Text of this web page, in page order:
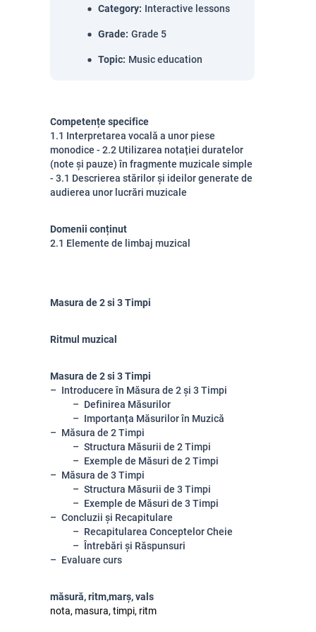
Category: Interactive lessons
Grade: Grade 5
Topic: Music education
Competențe specifice
1.1 Interpretarea vocală a unor piese
monodice - 2.2 Utilizarea notației duratelor
(note și pauze) în fragmente muzicale simple
- 3.1 Descrierea stărilor și ideilor generate de
audierea unor lucrări muzicale
Domenii conținut
2.1 Elemente de limbaj muzical
Masura de 2 si 3 Timpi
Ritmul muzical
Masura de 2 si 3 Timpi
Introducere în Măsura de 2 și 3 Timpi
Definirea Măsurilor
Importanța Măsurilor în Muzică
Măsura de 2 Timpi
Structura Măsurii de 2 Timpi
Exemple de Măsuri de 2 Timpi
Măsura de 3 Timpi
Structura Măsurii de 3 Timpi
Exemple de Măsuri de 3 Timpi
Concluzii și Recapitulare
Recapitularea Conceptelor Cheie
Întrebări și Răspunsuri
Evaluare curs
măsură, ritm,marș, vals
nota, masura, timpi, ritm